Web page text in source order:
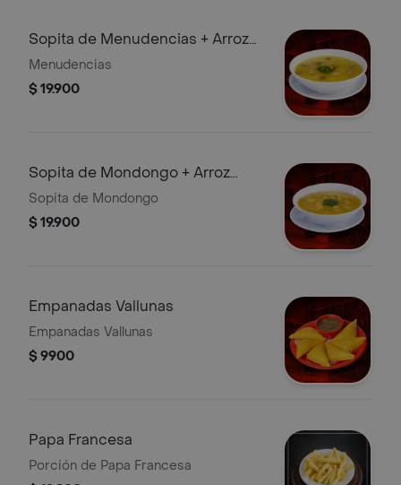
Sopita de Menudencias + Arroz
Porción
Menudencias
$ 19.900
Sopita de Mondongo + Arroz
Porción
Sopita de Mondongo
$ 19.900
Empanadas Vallunas
Empanadas Vallunas
$ 9900
Papa Francesa
Porción de Papa Francesa